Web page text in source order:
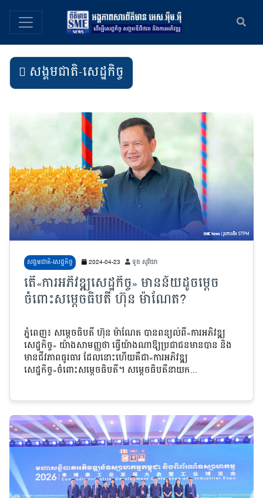
សង្គមជាតិ-សេដ្ឋកិច្ច
សង្គមជាតិ-សេដ្ឋកិច្ច 2024-04-23 ទូច សូរិយា
តើ«ការអភិវឌ្ឍសេដ្ឋកិច្ច» មានន័យដូចម្តេច
ចំពោះសម្តេចធិបតី ហ៊ុន ម៉ាណែត?
ភ្នំពេញ៖ សម្តេចធិបតី ហ៊ុន ម៉ាណែត បានពន្យល់ពី«ការអភិវឌ្ឍ
សេដ្ឋកិច្ច» យ៉ាងសាមញ្ញថា ធ្វើយ៉ាងណាឱ្យប្រជាជនមានបាន និង
មានជីវភាពធូរធារ ដែលនោះហើយគឺជា«ការអភិវឌ្ឍ
សេដ្ឋកិច្ច»ចំពោះសម្តេចធិបតី។ សម្តេចធិបតីនាយក...